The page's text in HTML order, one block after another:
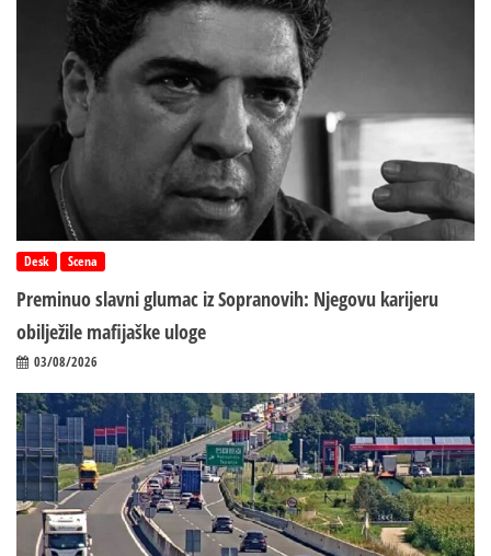
Desk Scena
Preminuo slavni glumac iz Sopranovih: Njegovu karijeru
obilježile mafijaške uloge
03/08/2026